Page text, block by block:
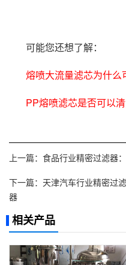
可能您还想了解：
熔喷大流量滤芯为什
PP熔喷滤芯是否可以
上一篇： 食品行业精密过滤器
下一篇： 天津汽车行业精密过
器
相关产品